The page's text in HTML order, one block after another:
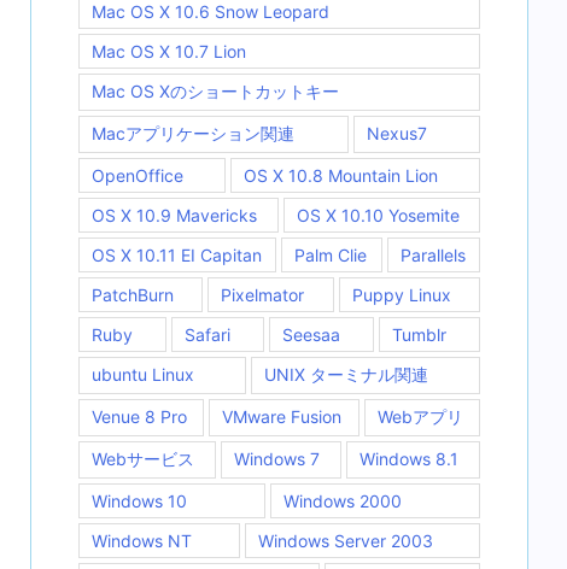
Mac OS X 10.6 Snow Leopard
Mac OS X 10.7 Lion
Mac OS Xのショートカットキー
Macアプリケーション関連 Nexus7
OpenOffice
OS X 10.8 Mountain Lion
OS X 10.9 Mavericks
OS X 10.10 Yosemite
OS X 10.11 EI Capitan
Palm Clie
Parallels
PatchBurn
Pixelmator
Puppy Linux
Ruby
Safari Seesaa
Tumblr
ubuntu Linux
UNIX ターミナル関連
Venue 8 Pro VMware Fusion Webアプリ
Webサービス Windows 7 Windows 8.1
Windows 10
Windows 2000
Windows NT
Windows Server 2003